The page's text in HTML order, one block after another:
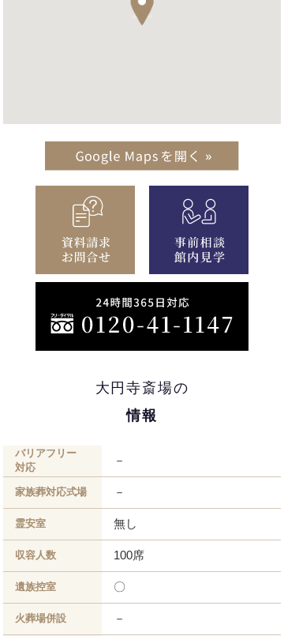
大円寺斎場の
情報
バリアフリー
対応
－
家族葬対応式場 －
霊安室 無し
収容人数 100席
遺族控室 〇
火葬場併設 －